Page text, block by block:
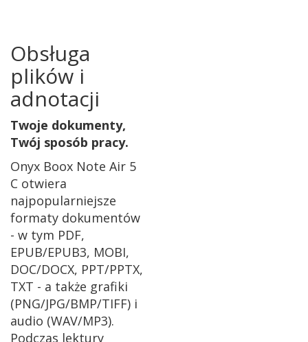
Obsługa
plików i
adnotacji
Twoje dokumenty,
Twój sposób pracy.
Onyx Boox Note Air 5
C otwiera
najpopularniejsze
formaty dokumentów
- w tym PDF,
EPUB/EPUB3, MOBI,
DOC/DOCX, PPT/PPTX,
TXT - a także grafiki
(PNG/JPG/BMP/TIFF) i
audio (WAV/MP3).
Podczas lektury